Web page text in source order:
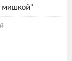
мишкой"